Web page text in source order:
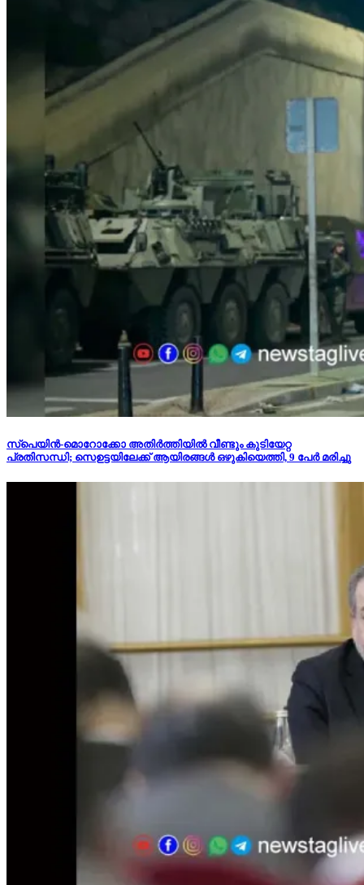
സ്‌പെയിൻ-മൊറോക്കോ അതിർത്തിയിൽ വീണ്ടും കുടിയേറ്റ
പ്രതിസന്ധി; സെഉട്ടയിലേക്ക് ആയിരങ്ങൾ ഒഴുകിയെത്തി, 9 പേർ മരിച്ചു